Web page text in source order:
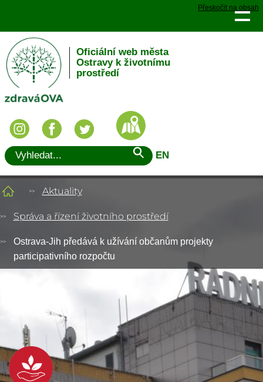
Přeskočit na obsah
Oficiální web města
Ostravy k životnímu
prostředí
EN
Aktuality
Správa a řízení životního prostředí
Ostrava-Jih předává k užívání občanům projekty
participativního rozpočtu